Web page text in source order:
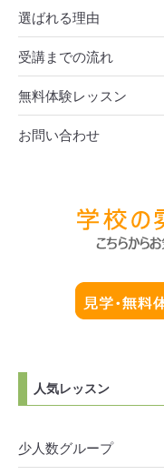
選ばれる理由
受講までの流れ
無料体験レッスン
お問い合わせ
人気レッスン
少人数グループ